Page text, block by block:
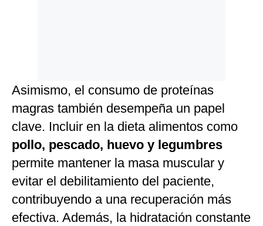
Asimismo, el consumo de proteínas
magras también desempeña un papel
clave. Incluir en la dieta alimentos como
pollo, pescado, huevo y legumbres
permite mantener la masa muscular y
evitar el debilitamiento del paciente,
contribuyendo a una recuperación más
efectiva. Además, la hidratación constante